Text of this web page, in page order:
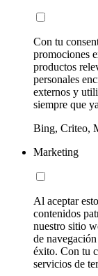
Con tu
promociones
productos
personales
externos y
siempre que
Bing, Criteo,
Marketing
Al aceptar
contenidos
nuestro sitio
de
éxito. Con tu
servicios de